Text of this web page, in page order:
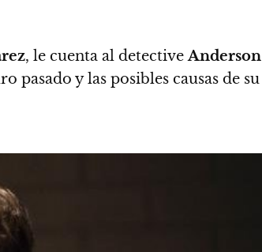
, le cuenta al detectiveAnderson
pasado y las posibles causas de su